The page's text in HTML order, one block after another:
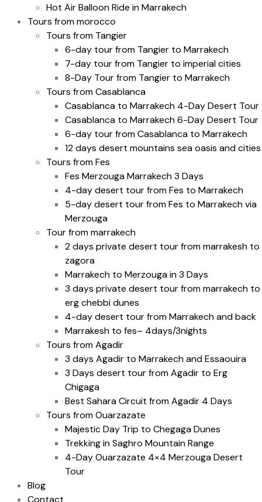
Hot Air Balloon Ride in Marrakech
Tours from morocco
Tours from Tangier
6-day tour from Tangier to Marrakech
7-day tour from Tangier to imperial cities
8-Day Tour from Tangier to Marrakech
Tours from Casablanca
Casablanca to Marrakech 4-Day Desert Tour
Casablanca to Marrakech 6-Day Desert Tour
6-day tour from Casablanca to Marrakech
12 days desert mountains sea oasis and cities
Tours from Fes
Fes Merzouga Marrakech 3 Days
4-day desert tour from Fes to Marrakech
5-day desert tour from Fes to Marrakech via
Merzouga
Tour from marrakech
2 days private desert tour from marrakesh to
zagora
Marrakech to Merzouga in 3 Days
3 days private desert tour from marrakech to
erg chebbi dunes
4-day desert tour from Marrakech and back
Marrakesh to fes– 4days/3nights
Tours from Agadir
3 days Agadir to Marrakech and Essaouira
3 Days desert tour from Agadir to Erg
Chigaga
Best Sahara Circuit from Agadir 4 Days
Tours from Ouarzazate
Majestic Day Trip to Chegaga Dunes
Trekking in Saghro Mountain Range
4-Day Ouarzazate 4×4 Merzouga Desert
Tour
Blog
Contact